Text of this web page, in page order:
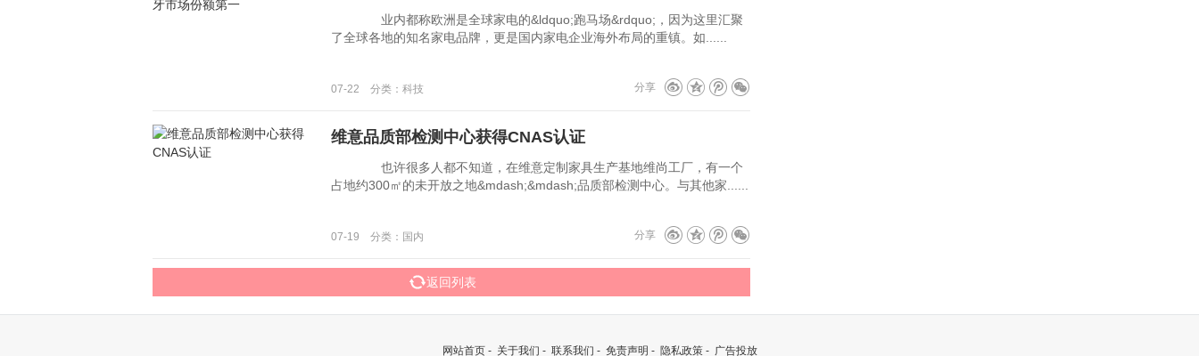
业内都称欧洲是全球家电的&ldquo;跑马场&rdquo;，因为这里汇聚
了全球各地的知名家电品牌，更是国内家电企业海外布局的重镇。如......
07-22 分类：科技 分享
维意品质部检测中心获得CNAS认证
也许很多人都不知道，在维意定制家具生产基地维尚工厂，有一个
占地约300㎡的未开放之地&mdash;&mdash;品质部检测中心。与其他家......
07-19 分类：国内 分享
返回列表
网站首页- 关于我们 - 联系我们 - 免责声明 - 隐私政策- 广告投放